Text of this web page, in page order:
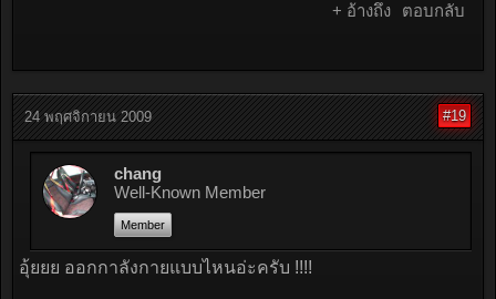
+ อ้างถึง ตอบกลับ
24 พฤศจิกายน 2009 #19
chang
Well-Known Member
Member
อุ้ยยย ออกกาลังกายแบบไหนอ่ะครับ !!!!